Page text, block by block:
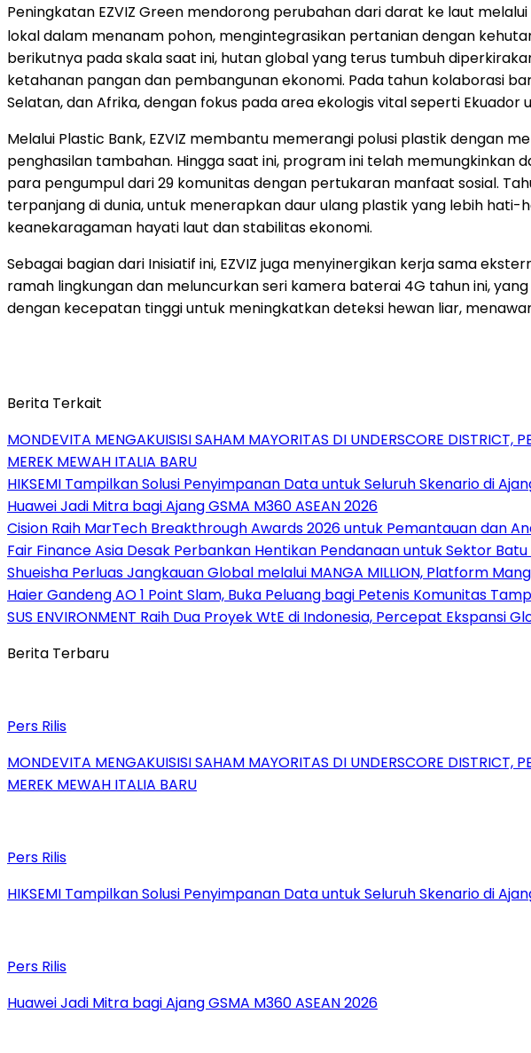
Peningkatan EZVIZ Green mendorong perubahan dari darat ke laut
lokal dalam menanam pohon, mengintegrasikan pertanian dengan
berikutnya pada skala saat ini, hutan global yang terus tumbuh
ketahanan pangan dan pembangunan ekonomi. Pada tahun kolaborasi
Selatan, dan Afrika, dengan fokus pada area ekologis vital seperti
Melalui Plastic Bank, EZVIZ membantu memerangi polusi plastik dengan
penghasilan tambahan. Hingga saat ini, program ini telah memungkinkan
para pengumpul dari 29 komunitas dengan pertukaran manfaat sosial.
terpanjang di dunia, untuk menerapkan daur ulang plastik yang lebih
keanekaragaman hayati laut dan stabilitas ekonomi.
Sebagai bagian dari Inisiatif ini, EZVIZ juga menyinergikan kerja sama
ramah lingkungan dan meluncurkan seri kamera baterai 4G tahun ini,
dengan kecepatan tinggi untuk meningkatkan deteksi hewan liar,
Berita Terkait
MONDEVITA MENGAKUISISI SAHAM MAYORITAS DI UNDERSCORE
MEREK MEWAH ITALIA BARU
HIKSEMI Tampilkan Solusi Penyimpanan Data untuk Seluruh Skenario di
Huawei Jadi Mitra bagi Ajang GSMA M360 ASEAN 2026
Cision Raih MarTech Breakthrough Awards 2026 untuk Pemantauan dan
Fair Finance Asia Desak Perbankan Hentikan Pendanaan untuk Sektor Batu
Shueisha Perluas Jangkauan Global melalui MANGA MILLION, Platform
Haier Gandeng AO 1 Point Slam, Buka Peluang bagi Petenis Komunitas
SUS ENVIRONMENT Raih Dua Proyek WtE di Indonesia, Percepat Ekspansi
Berita Terbaru
Pers Rilis
MONDEVITA MENGAKUISISI SAHAM MAYORITAS DI UNDERSCORE
MEREK MEWAH ITALIA BARU
Pers Rilis
HIKSEMI Tampilkan Solusi Penyimpanan Data untuk Seluruh Skenario di
Pers Rilis
Huawei Jadi Mitra bagi Ajang GSMA M360 ASEAN 2026